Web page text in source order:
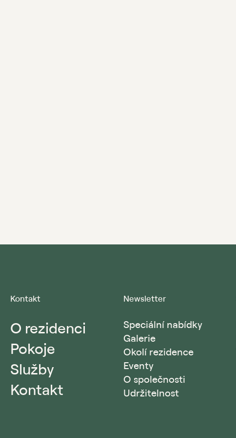
Kontakt
O rezidenci
Pokoje
Služby
Kontakt
Newsletter
Speciální nabídky
Galerie
Okolí rezidence
Eventy
O společnosti
Udržitelnost